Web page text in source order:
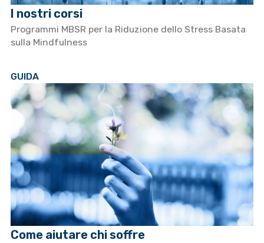
I nostri corsi
Programmi MBSR per la Riduzione dello Stress Basata
sulla Mindfulness
GUIDA
Come aiutare chi soffre